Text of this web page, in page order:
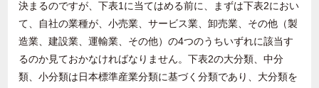
決まるのですが、下表1に当てはめる前に、まずは下表2におい
て、自社の業種が、小売業、サービス業、卸売業、その他（製
造業、建設業、運輸業、その他）の4つのうちいずれに該当す
るのか見ておかなければなりません。下表2の大分類、中分
類、小分類は日本標準産業分類に基づく分類であり、大分類を